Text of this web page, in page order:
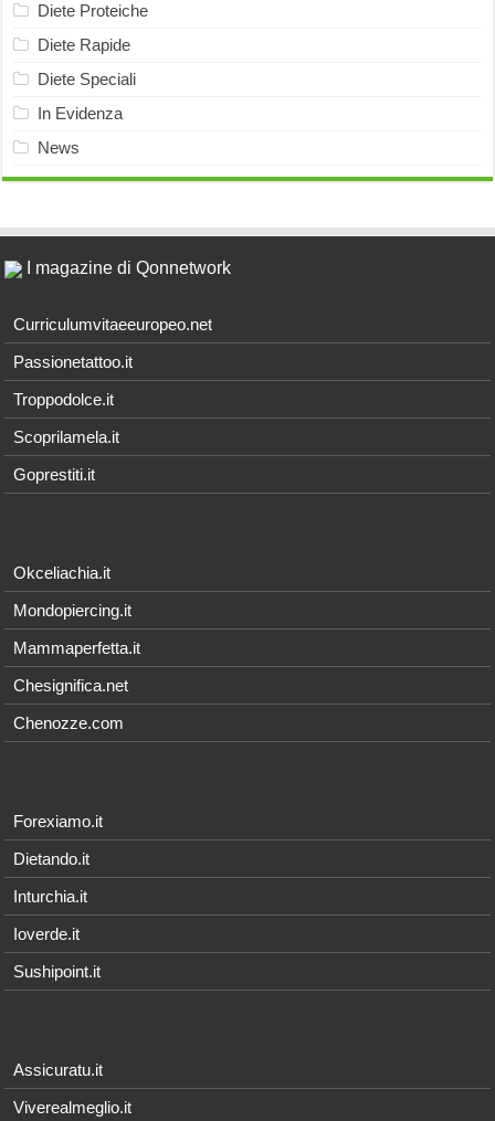
Diete Proteiche
Diete Rapide
Diete Speciali
In Evidenza
News
I magazine di Qonnetwork
Curriculumvitaeeuropeo.net
Passionetattoo.it
Troppodolce.it
Scoprilamela.it
Goprestiti.it
Okceliachia.it
Mondopiercing.it
Mammaperfetta.it
Chesignifica.net
Chenozze.com
Forexiamo.it
Dietando.it
Inturchia.it
Ioverde.it
Sushipoint.it
Assicuratu.it
Viverealmeglio.it